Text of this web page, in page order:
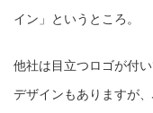
イン」というところ。
他社は目立つロゴが付
デザインもありますが、